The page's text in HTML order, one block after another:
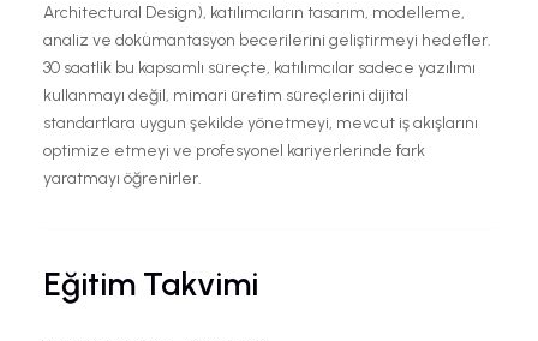
Architectural Design), katılımcıların tasarım, modelleme,
analiz ve dokümantasyon becerilerini geliştirmeyi hedefler.
30 saatlik bu kapsamlı süreçte, katılımcılar sadece yazılımı
kullanmayı değil, mimari üretim süreçlerini dijital
standartlara uygun şekilde yönetmeyi, mevcut iş akışlarını
optimize etmeyi ve profesyonel kariyerlerinde fark
yaratmayı öğrenirler.
Eğitim Takvimi